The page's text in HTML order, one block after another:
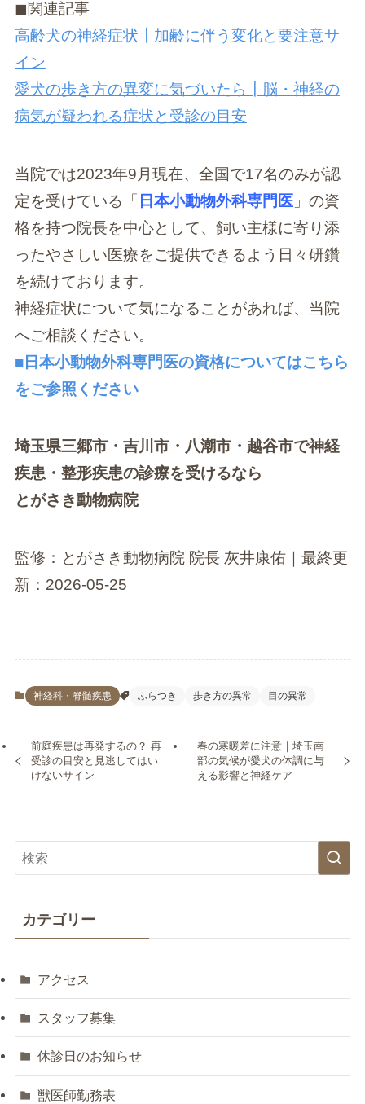
◼︎関連記事
高齢犬の神経症状┃加齢に伴う変化と要注意サ
イン
愛犬の歩き方の異変に気づいたら┃脳・神経の
病気が疑われる症状と受診の目安
当院では2023年9月現在、全国で17名のみが認
定を受けている「 日本小動物外科専門医」の資
格を持つ院長を中心として、飼い主様に寄り添
ったやさしい医療をご提供できるよう日々研鑽
を続けております。
神経症状について気になることがあれば、当院
へご相談ください。
■日本小動物外科専門医の資格についてはこちら
をご参照ください
埼玉県三郷市・吉川市・八潮市・越谷市で神経
疾患・整形疾患の診療を受けるなら
とがさき動物病院
監修：とがさき動物病院 院長 灰井康佑｜最終更
新：2026-05-25
神経科・脊髄疾患 ふらつき 歩き方の異常 目の異常
前庭疾患は再発するの？ 再
受診の目安と見逃してはい
けないサイン
春の寒暖差に注意｜埼玉南
部の気候が愛犬の体調に与
える影響と神経ケア
カテゴリー
アクセス
スタッフ募集
休診日のお知らせ
獣医師勤務表